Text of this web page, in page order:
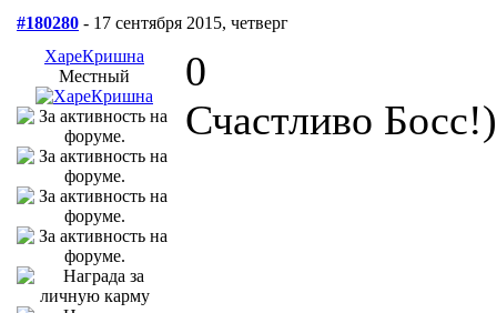
#180280 - 17 сентября 2015, четверг
ХареКришна
Местный
0
Счастливо Босс!)